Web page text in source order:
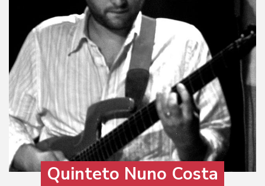
Quinteto Nuno Costa